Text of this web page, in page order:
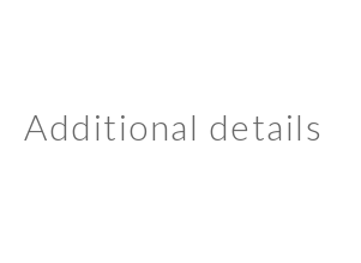
Additional details